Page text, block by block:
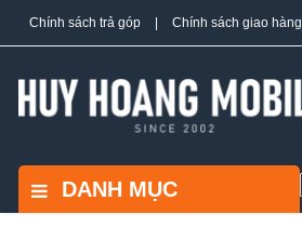
Chính sách trả góp Chính sách giao hàng
DANH MỤC